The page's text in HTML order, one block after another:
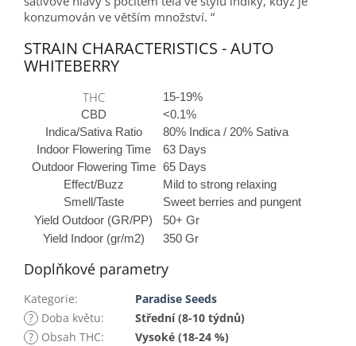
konzumován ve větším množství. “
STRAIN CHARACTERISTICS - AUTO
WHITEBERRY
THC
15-19%
CBD
<0.1%
Indica/Sativa Ratio
80% Indica / 20% Sativa
Indoor Flowering Time
63 Days
Outdoor Flowering Time 65 Days
Effect/Buzz
Mild to strong relaxing
Smell/Taste
Sweet berries and pungent
Yield Outdoor (GR/PP)
50+ Gr
Yield Indoor (gr/m2)
350 Gr
Doplňkové parametry
Kategorie:
Paradise Seeds
? Doba květu:
Střední (8-10 týdnů)
? Obsah THC:
Vysoké (18-24 %)